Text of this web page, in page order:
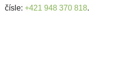
čísle: +421 948 370 818.